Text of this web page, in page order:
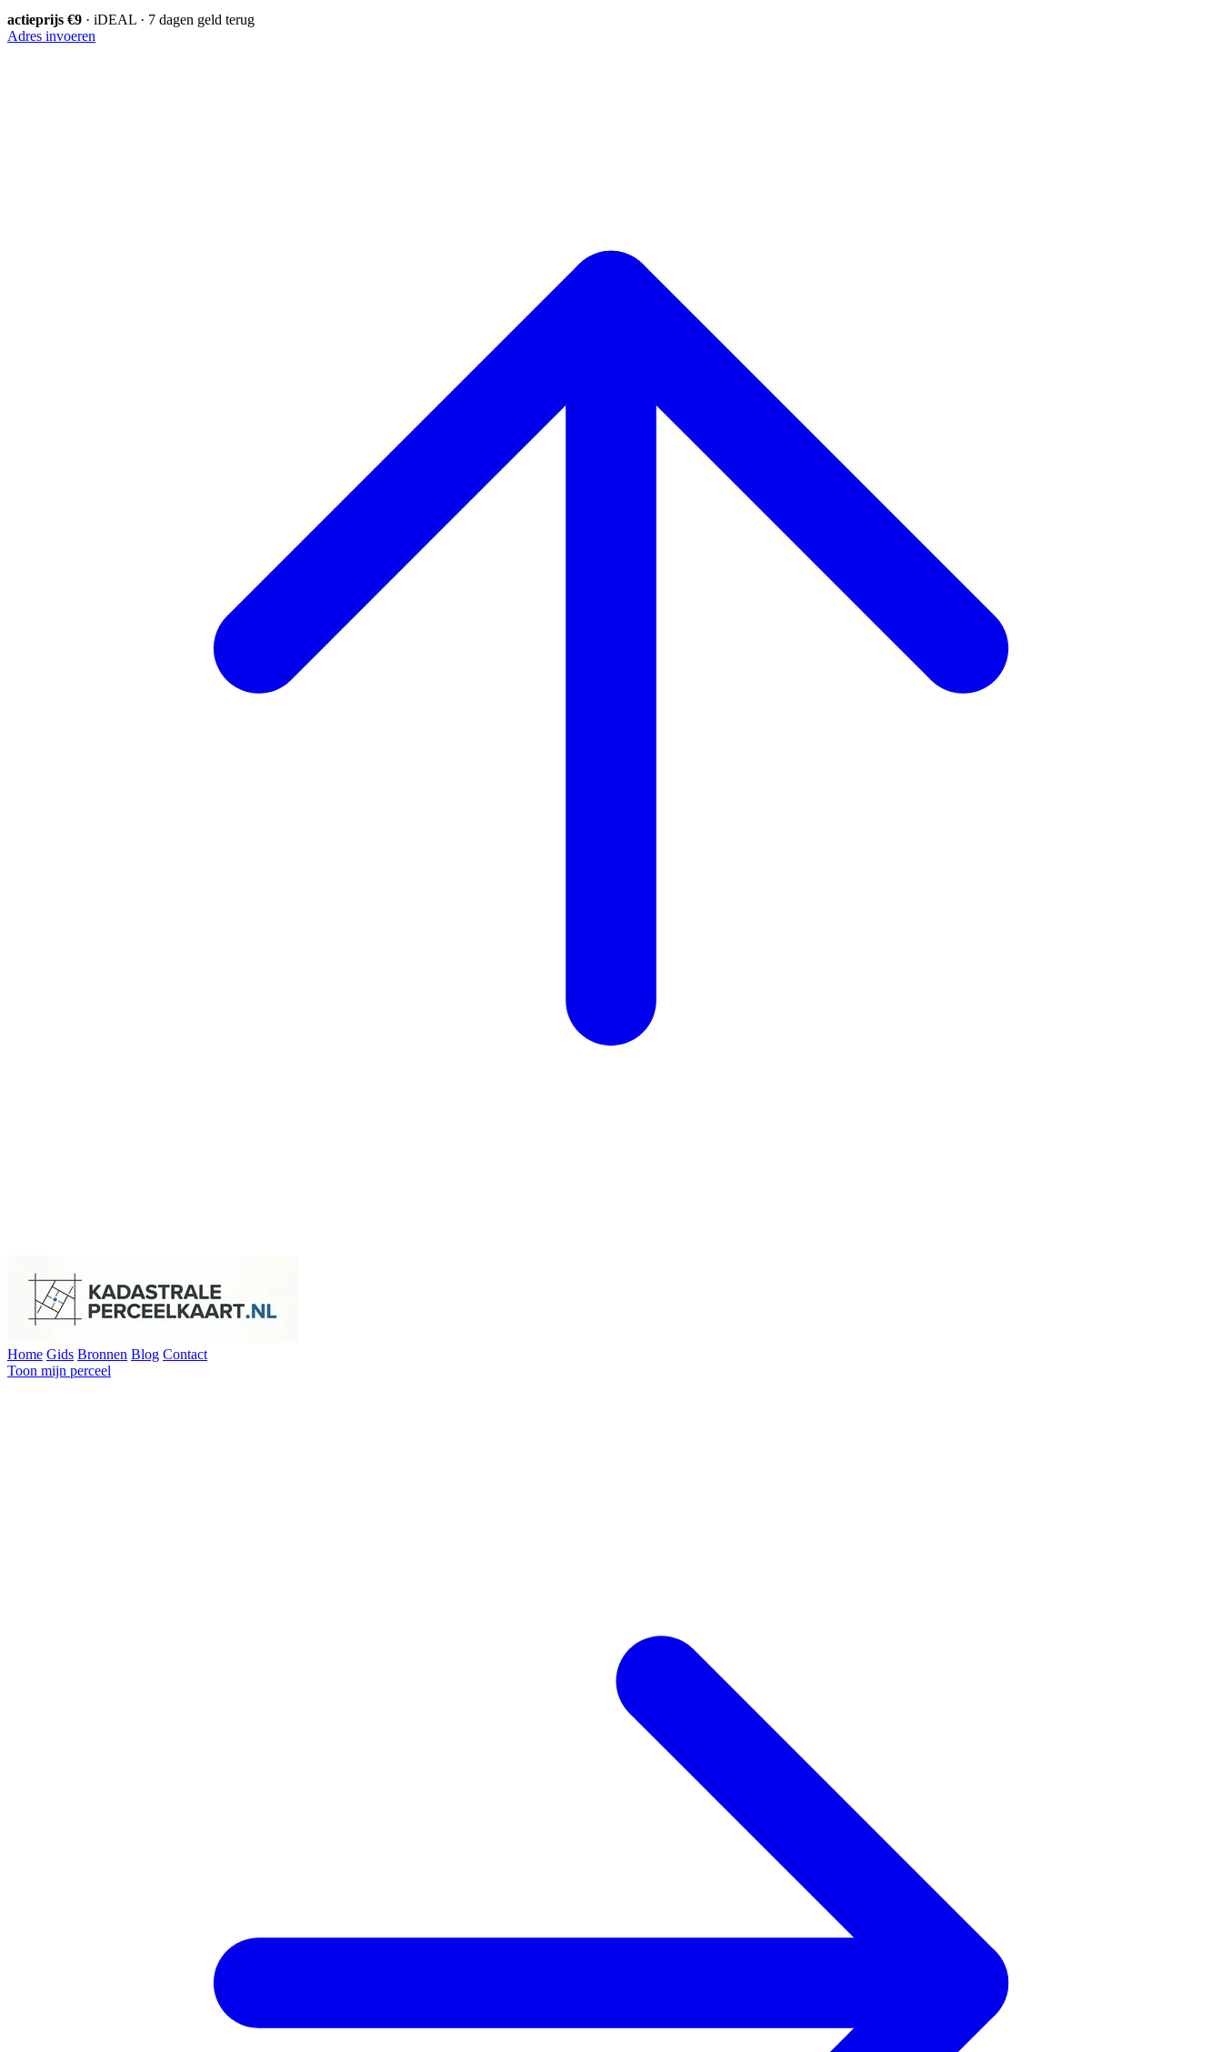
actieprijs €9 · iDEAL · 7 dagen geld terug
Adres invoeren
Home Gids Bronnen Blog Contact
Toon mijn perceel